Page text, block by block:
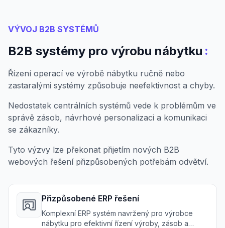
VÝVOJ B2B SYSTÉMŮ
B2B systémy pro výrobu nábytku :
Řízení operací ve výrobě nábytku ručně nebo
zastaralými systémy způsobuje neefektivnost a chyby.
Nedostatek centrálních systémů vede k problémům ve
správě zásob, návrhové personalizaci a komunikaci
se zákazníky.
Tyto výzvy lze překonat přijetím nových B2B
webových řešení přizpůsobených potřebám odvětví.
Přizpůsobené ERP řešení
Komplexní ERP systém navržený pro výrobce
nábytku pro efektivní řízení výroby, zásob a